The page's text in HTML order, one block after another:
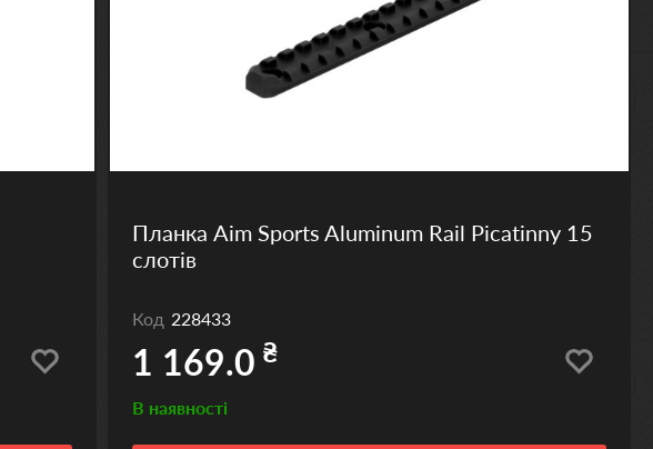
Планка Aim Sports Aluminum Rail Picatinny 15
слотів
Код 228433
1 169.0 ₴
В наявності